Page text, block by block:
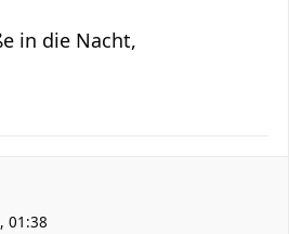
in die Nacht,
01:38